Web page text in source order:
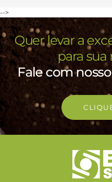
-->
Quer levar a
para sua
Fale com